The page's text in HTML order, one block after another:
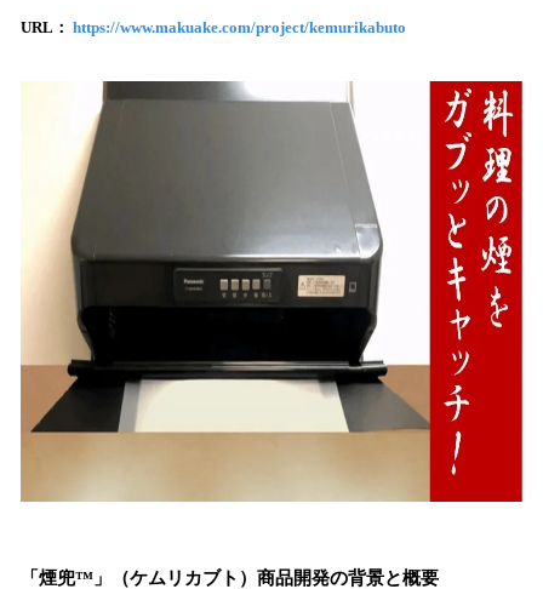
で
URL： https://www.makuake.com/project/kemurikabuto
「煙兜™」（ケムリカブト）商品開発の背景と概要